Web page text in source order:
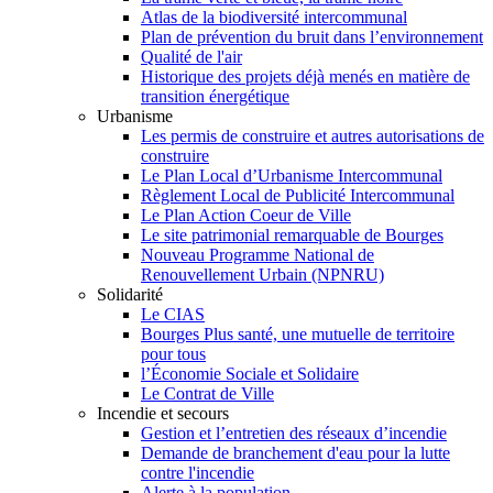
Atlas de la biodiversité intercommunal
Plan de prévention du bruit dans l’environnement
Qualité de l'air
Historique des projets déjà menés en matière de
transition énergétique
Urbanisme
Les permis de construire et autres autorisations de
construire
Le Plan Local d’Urbanisme Intercommunal
Règlement Local de Publicité Intercommunal
Le Plan Action Coeur de Ville
Le site patrimonial remarquable de Bourges
Nouveau Programme National de
Renouvellement Urbain (NPNRU)
Solidarité
Le CIAS
Bourges Plus santé, une mutuelle de territoire
pour tous
l’Économie Sociale et Solidaire
Le Contrat de Ville
Incendie et secours
Gestion et l’entretien des réseaux d’incendie
Demande de branchement d'eau pour la lutte
contre l'incendie